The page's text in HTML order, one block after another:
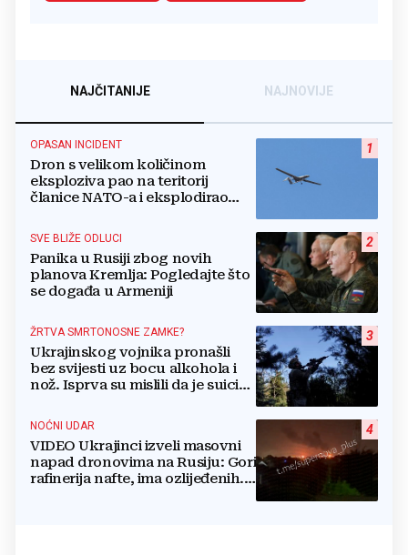
NAJČITANIJE NAJNOVIJE
1
OPASAN INCIDENT
Dron s velikom količinom
eksploziva pao na teritorij
članice NATO-a i eksplodirao
2
SVE BLIŽE ODLUCI
Panika u Rusiji zbog novih
planova Kremlja: Pogledajte što
se događa u Armeniji
3
ŽRTVA SMRTONOSNE ZAMKE?
Ukrajinskog vojnika pronašli
bez svijesti uz bocu alkohola i
nož. Isprva su mislili da je suicid,
4
NOĆNI UDAR
VIDEO Ukrajinci izveli masovni
napad dronovima na Rusiju: Gori
rafinerija nafte, ima ozlijeđenih.